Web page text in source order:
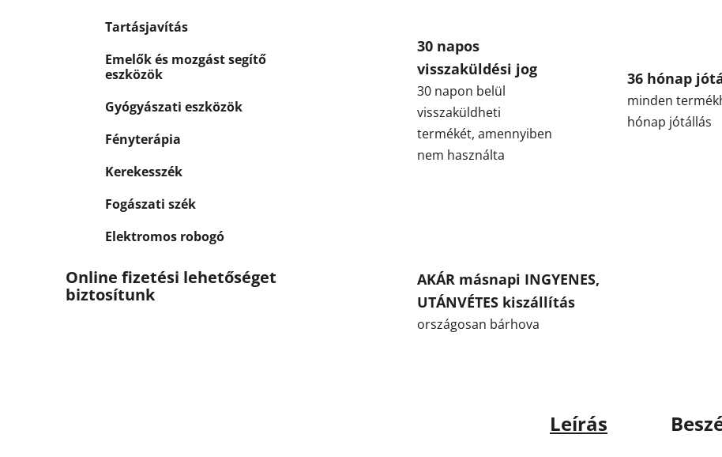
Tartásjavítás
Emelők és mozgást segítő
eszközök
Gyógyászati eszközök
Fényterápia
Kerekesszék
Fogászati szék
Elektromos robogó
Online fizetési lehetőséget
biztosítunk
30 napos
visszaküldési jog
30 napon belül
visszaküldheti
termékét, amennyiben
nem használta
36 hónap
minden
hónap jótállás
AKÁR másnapi INGYENES,
UTÁNVÉTES kiszállítás
országosan bárhova
Leírás